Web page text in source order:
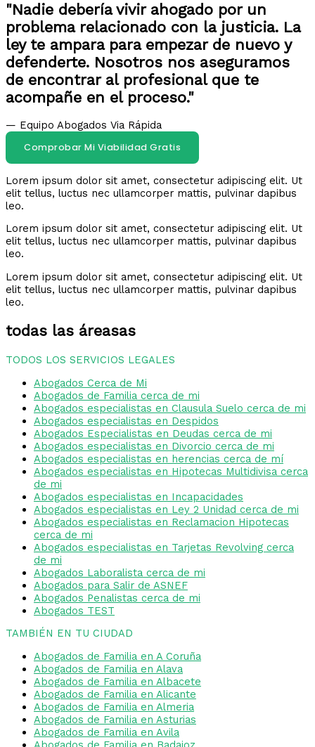
"Nadie debería vivir ahogado por un
problema relacionado con la justicia. La
ley te ampara para empezar de nuevo y
defenderte. Nosotros nos aseguramos
de encontrar al profesional que te
acompañe en el proceso."
— Equipo Abogados Via Rápida
Comprobar Mi Viabilidad Gratis
Lorem ipsum dolor sit amet, consectetur adipiscing elit. Ut
elit tellus, luctus nec ullamcorper mattis, pulvinar dapibus
leo.
Lorem ipsum dolor sit amet, consectetur adipiscing elit. Ut
elit tellus, luctus nec ullamcorper mattis, pulvinar dapibus
leo.
Lorem ipsum dolor sit amet, consectetur adipiscing elit. Ut
elit tellus, luctus nec ullamcorper mattis, pulvinar dapibus
leo.
todas las áreasas
TODOS LOS SERVICIOS LEGALES
Abogados Cerca de Mi
Abogados de Familia cerca de mi
Abogados especialistas en Clausula Suelo cerca de mi
Abogados especialistas en Despidos
Abogados Especialistas en Deudas cerca de mi
Abogados especialistas en Divorcio cerca de mi
Abogados especialistas en herencias cerca de mí
Abogados especialistas en Hipotecas Multidivisa cerca
de mi
Abogados especialistas en Incapacidades
Abogados especialistas en Ley 2 Unidad cerca de mi
Abogados especialistas en Reclamacion Hipotecas
cerca de mi
Abogados especialistas en Tarjetas Revolving cerca
de mi
Abogados Laboralista cerca de mi
Abogados para Salir de ASNEF
Abogados Penalistas cerca de mi
Abogados TEST
TAMBIÉN EN TU CIUDAD
Abogados de Familia en A Coruña
Abogados de Familia en Alava
Abogados de Familia en Albacete
Abogados de Familia en Alicante
Abogados de Familia en Almeria
Abogados de Familia en Asturias
Abogados de Familia en Avila